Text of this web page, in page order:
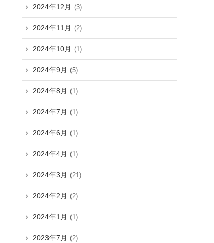
2024年12月 (3)
2024年11月 (2)
2024年10月 (1)
2024年9月 (5)
2024年8月 (1)
2024年7月 (1)
2024年6月 (1)
2024年4月 (1)
2024年3月 (21)
2024年2月 (2)
2024年1月 (1)
2023年7月 (2)